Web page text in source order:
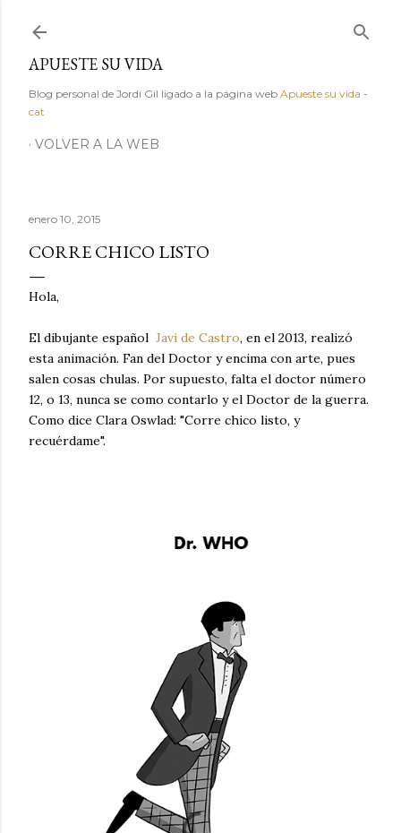
APUESTE SU VIDA
Blog personal de Jordi Gil ligado a la página web Apueste su vida -
cat
VOLVER A LA WEB
enero 10, 2015
CORRE CHICO LISTO
Hola,
El dibujante español Javi de Castro, en el 2013, realizó
esta animación. Fan del Doctor y encima con arte, pues
salen cosas chulas. Por supuesto, falta el doctor número
12, o 13, nunca se como contarlo y el Doctor de la guerra.
Como dice Clara Oswlad: "Corre chico listo, y
recuérdame".